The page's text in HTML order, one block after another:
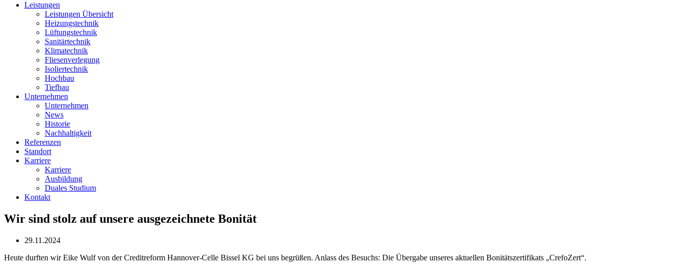
Leistungen
Leistungen Übersicht
Heizungstechnik
Lüftungstechnik
Sanitärtechnik
Klimatechnik
Fliesenverlegung
Isoliertechnik
Hochbau
Tiefbau
Unternehmen
Unternehmen
News
Historie
Nachhaltigkeit
Referenzen
Standort
Karriere
Karriere
Ausbildung
Duales Studium
Kontakt
Wir sind stolz auf unsere ausgezeichnete Bonität
29.11.2024
Heute durften wir Eike Wulf von der Creditreform Hannover-Celle Bissel KG bei uns begrüßen. Anlass des Besuchs: Die Übergabe unseres aktuellen Bonitätszertifikats „CrefoZert“.